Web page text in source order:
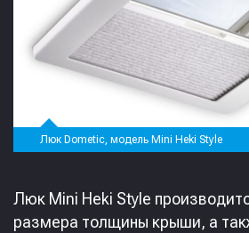
Люк Dometic, модель Mini Heki Style
Люк Mini Heki Style
размера толщины крыши, а